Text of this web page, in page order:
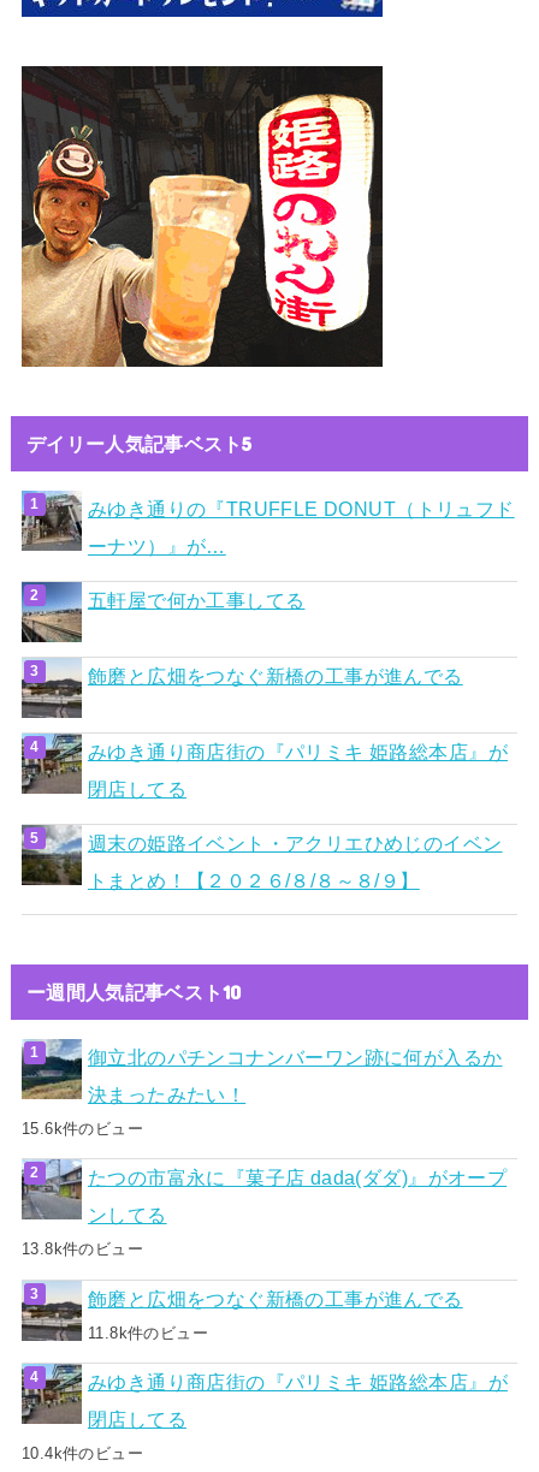
デイリー人気記事ベスト5
みゆき通りの『TRUFFLE DONUT（トリュフド
ーナツ）』が…
五軒屋で何か工事してる
飾磨と広畑をつなぐ新橋の工事が進んでる
みゆき通り商店街の『パリミキ 姫路総本店』が
閉店してる
週末の姫路イベント・アクリエひめじのイベン
トまとめ！【２０２６/８/８～８/９】
ー週間人気記事ベスト10
御立北のパチンコナンバーワン跡に何が入るか
決まったみたい！
15.6k件のビュー
たつの市富永に『菓子店 dada(ダダ)』がオープ
ンしてる
13.8k件のビュー
飾磨と広畑をつなぐ新橋の工事が進んでる
11.8k件のビュー
みゆき通り商店街の『パリミキ 姫路総本店』が
閉店してる
10.4k件のビュー